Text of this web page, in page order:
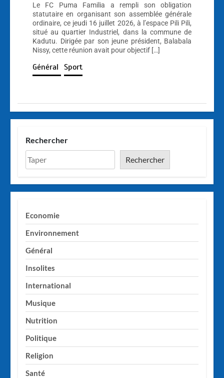
Le FC Puma Familia a rempli son obligation
statutaire en organisant son assemblée générale
ordinaire, ce jeudi 16 juillet 2026, à l’espace Pili Pili,
situé au quartier Industriel, dans la commune de
Kadutu. Dirigée par son jeune président, Balabala
Nissy, cette réunion avait pour objectif […]
Général Sport
Rechercher
Rechercher
Economie
Environnement
Général
Insolites
International
Musique
Nutrition
Politique
Religion
Santé